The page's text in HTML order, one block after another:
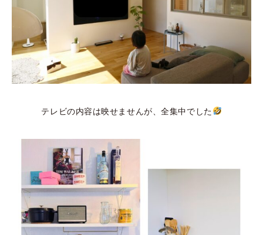
テレビの内容は映せませんが、全集中でした